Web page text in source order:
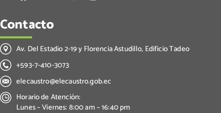
Contacto
Av. Del Estadio 2-19 y Florencia Astudillo, Edificio Tadeo
+593-7-410-3073
elecaustro@elecaustro.gob.ec
Horario de Atención:
Lunes – Viernes: 8:00 am – 16:40 pm